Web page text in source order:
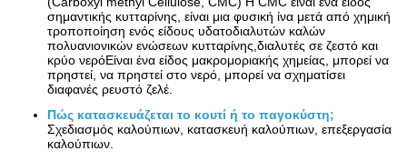
σημαντικής κυτταρίνης, είναι μια φυσική ίνα μετά από χημική
τροποποίηση ενός είδους υδατοδιαλυτών καλών
πολυανιονικών ενώσεων κυτταρίνης,διαλυτές σε ζεστό και
κρύο νερόΕίναι ένα είδος μακρομοριακής χημείας, μπορεί να
πρηστεί, να πρηστεί στο νερό, μπορεί να σχηματίσει
διαφανές ρευστό ζελέ.
Πώς κατασκευάζεται το κουτί ή το παγοκύστη;
Σχεδιασμός καλούπιων, κατασκευή καλούπιων, επεξεργασία
καλούπιων.